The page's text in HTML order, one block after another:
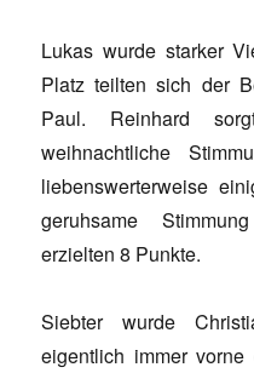
Lukas wurde starker
Platz teilten sich der
Paul. Reinhard
weihnachtliche
liebenswerterweise
geruhsame
erzielten 8 Punkte.
Siebter wurde
eigentlich immer